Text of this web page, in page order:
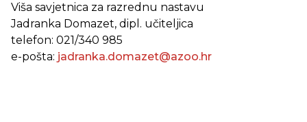
Viša savjetnica za razrednu nastavu
Jadranka Domazet, dipl. učiteljica
telefon: 021/340 985
e-pošta: jadranka.domazet@azoo.hr